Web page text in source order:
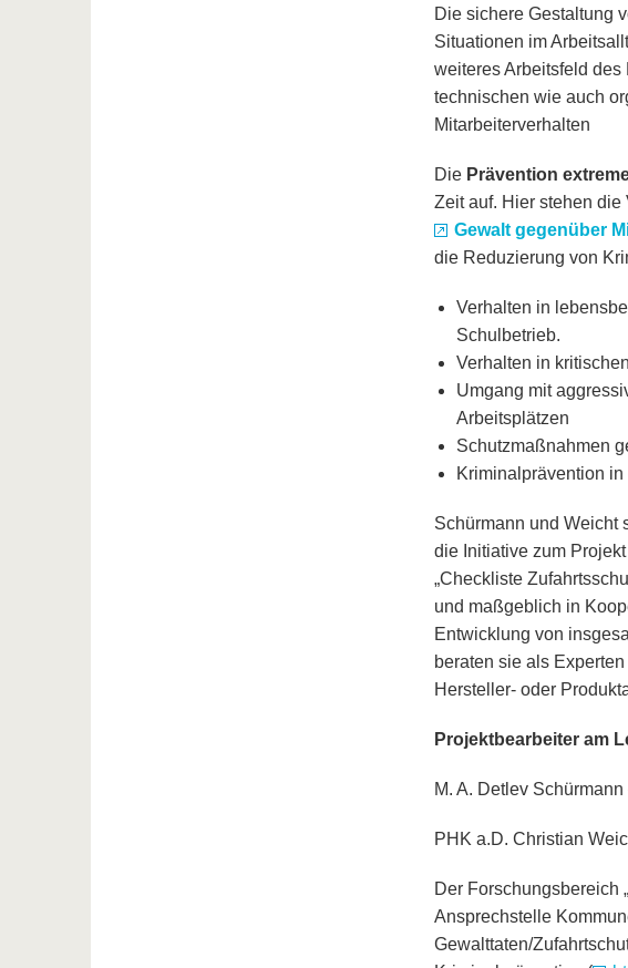
Die sichere Gestaltung
Situationen im
weiteres Arbeitsfeld
technischen wie auch
Mitarbeiterverhalten
Die Prävention
Zeit auf. Hier stehen die
Gewalt gegenüber
die Reduzierung von
Verhalten in
Schulbetrieb.
Verhalten in
Umgang mit
Arbeitsplätzen
Schutzmaßnahmen
Kriminalprävention
Schürmann und Weicht
die Initiative zum
„Checkliste
und maßgeblich in
Entwicklung von
beraten sie als
Hersteller- oder
Projektbearbeiter am
M. A. Detlev
PHK a.D. Christian
Der Forschungsbereich
Ansprechstelle
Gewalttaten/